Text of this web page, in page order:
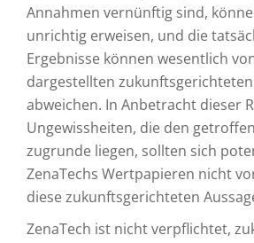
Annahmen vernünftig sind,
unrichtig erweisen, und die
Ergebnisse können wesentlich
dargestellten
abweichen. In Anbetracht dieser
Ungewissheiten, die den
zugrunde liegen, sollten sich
ZenaTechs Wertpapieren nicht
diese zukunftsgerichteten
ZenaTech ist nicht verpflichtet,